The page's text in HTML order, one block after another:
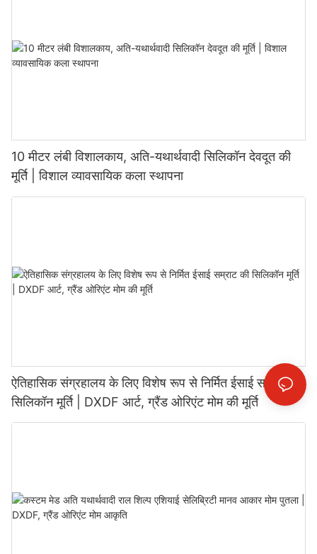
10 मीटर लंबी विशालकाय, अति-यथार्थवादी सिलिकॉन देवदूत की
मूर्ति | विशाल व्यावसायिक कला स्थापना
ऐतिहासिक संग्रहालय के लिए विशेष रूप से निर्मित ईसाई सम्राट की
सिलिकॉन मूर्ति | DXDF आर्ट, ग्रैंड ओरिएंट मोम की मूर्ति